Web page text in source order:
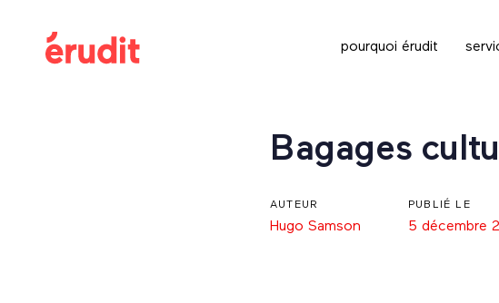
content
pourquoi érudit
Bagages
AUTEUR
Hugo Samson
PUBLIÉ LE
5 décembre
Post